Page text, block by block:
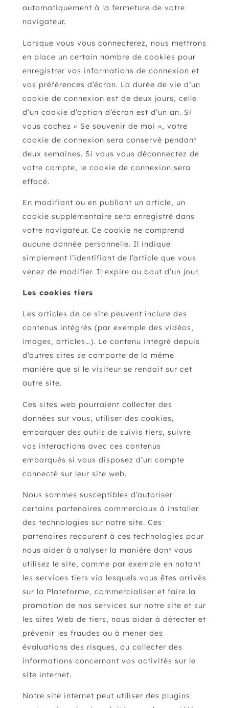
automatiquement à la fermeture de votre
navigateur.
Lorsque vous vous connecterez, nous mettrons
en place un certain nombre de cookies pour
enregistrer vos informations de connexion et
vos préférences d’écran. La durée de vie d’un
cookie de connexion est de deux jours, celle
d’un cookie d’option d’écran est d’un an. Si
vous cochez « Se souvenir de moi », votre
cookie de connexion sera conservé pendant
deux semaines. Si vous vous déconnectez de
votre compte, le cookie de connexion sera
effacé.
En modifiant ou en publiant un article, un
cookie supplémentaire sera enregistré dans
votre navigateur. Ce cookie ne comprend
aucune donnée personnelle. Il indique
simplement l’identifiant de l’article que vous
venez de modifier. Il expire au bout d’un jour.
Les cookies tiers
Les articles de ce site peuvent inclure des
contenus intégrés (par exemple des vidéos,
images, articles…). Le contenu intégré depuis
d’autres sites se comporte de la même
manière que si le visiteur se rendait sur cet
autre site.
Ces sites web pourraient collecter des
données sur vous, utiliser des cookies,
embarquer des outils de suivis tiers, suivre
vos interactions avec ces contenus
embarqués si vous disposez d’un compte
connecté sur leur site web.
Nous sommes susceptibles d’autoriser
certains partenaires commerciaux à installer
des technologies sur notre site. Ces
partenaires recourent à ces technologies pour
nous aider à analyser la manière dont vous
utilisez le site, comme par exemple en notant
les services tiers via lesquels vous êtes arrivés
sur la Plateforme, commercialiser et faire la
promotion de nos services sur notre site et sur
les sites Web de tiers, nous aider à détecter et
prévenir les fraudes ou à mener des
évaluations des risques, ou collecter des
informations concernant vos activités sur le
site internet.
Notre site internet peut utiliser des plugins